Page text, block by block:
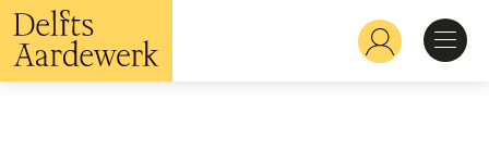
Overslaan
en
naar
de
Hoofdnavigatie